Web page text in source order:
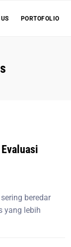
PORTOFOLIO
beredar
yang lebih